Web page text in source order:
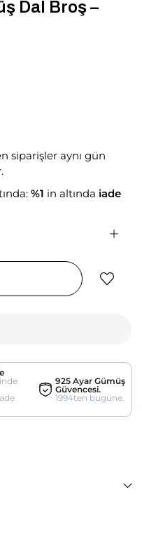
Dal Broş –
siparişler aynı gün
%1 in altında iade
925 Ayar Gümüş
Güvencesi.
1994ten bugüne.